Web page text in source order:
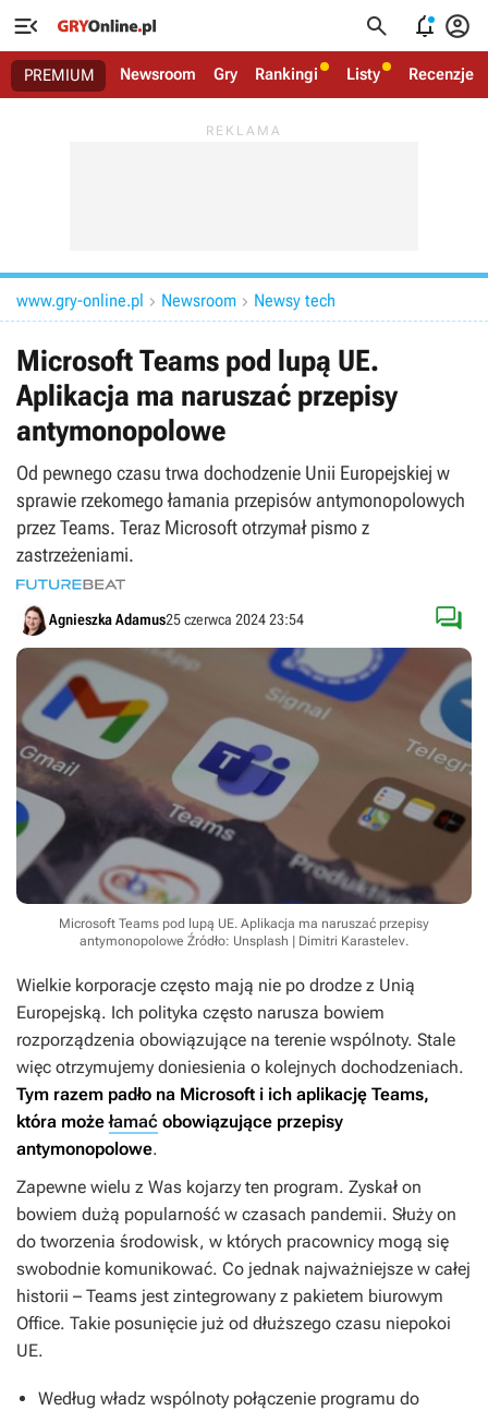
   
PREMIUM Newsroom Gry Rankingi Listy Recenzje
www.gry-online.pl  Newsroom  Newsy tech
Microsoft Teams pod lupą UE.
Aplikacja ma naruszać przepisy
antymonopolowe
Od pewnego czasu trwa dochodzenie Unii Europejskiej w
sprawie rzekomego łamania przepisów antymonopolowych
przez Teams. Teraz Microsoft otrzymał pismo z
zastrzeżeniami.
Agnieszka Adamus25 czerwca 2024 23:54 
Microsoft Teams pod lupą UE. Aplikacja ma naruszać przepisy
antymonopolowe Źródło: Unsplash | Dimitri Karastelev.
Wielkie korporacje często mają nie po drodze z Unią
Europejską. Ich polityka często narusza bowiem
rozporządzenia obowiązujące na terenie wspólnoty. Stale
więc otrzymujemy doniesienia o kolejnych dochodzeniach.
Tym razem padło na Microsoft i ich aplikację Teams,
która możełamać obowiązujące przepisy
antymonopolowe.
Zapewne wielu z Was kojarzy ten program. Zyskał on
bowiem dużą popularność w czasach pandemii. Służy on
do tworzenia środowisk, w których pracownicy mogą się
swobodnie komunikować. Co jednak najważniejsze w całej
historii – Teams jest zintegrowany z pakietem biurowym
Office. Takie posunięcie już od dłuższego czasu niepokoi
UE.
Według władz wspólnoty połączenie programu do